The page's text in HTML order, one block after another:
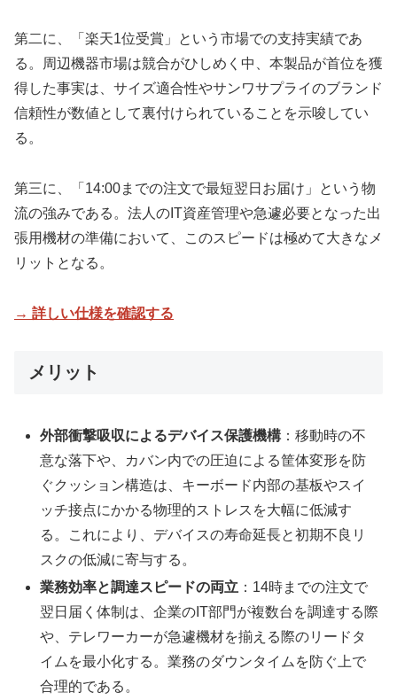
第二に、「楽天1位受賞」という市場での支持実績であ
る。周辺機器市場は競合がひしめく中、本製品が首位を獲
得した事実は、サイズ適合性やサンワサプライのブランド
信頼性が数値として裏付けられていることを示唆してい
る。
第三に、「14:00までの注文で最短翌日お届け」という物
流の強みである。法人のIT資産管理や急遽必要となった出
張用機材の準備において、このスピードは極めて大きなメ
リットとなる。
→ 詳しい仕様を確認する
メリット
外部衝撃吸収によるデバイス保護機構 ：移動時の不
意な落下や、カバン内での圧迫による筐体変形を防
ぐクッション構造は、キーボード内部の基板やスイ
ッチ接点にかかる物理的ストレスを大幅に低減す
る。これにより、デバイスの寿命延長と初期不良リ
スクの低減に寄与する。
業務効率と調達スピードの両立 ：14時までの注文で
翌日届く体制は、企業のIT部門が複数台を調達する際
や、テレワーカーが急遽機材を揃える際のリードタ
イムを最小化する。業務のダウンタイムを防ぐ上で
合理的である。